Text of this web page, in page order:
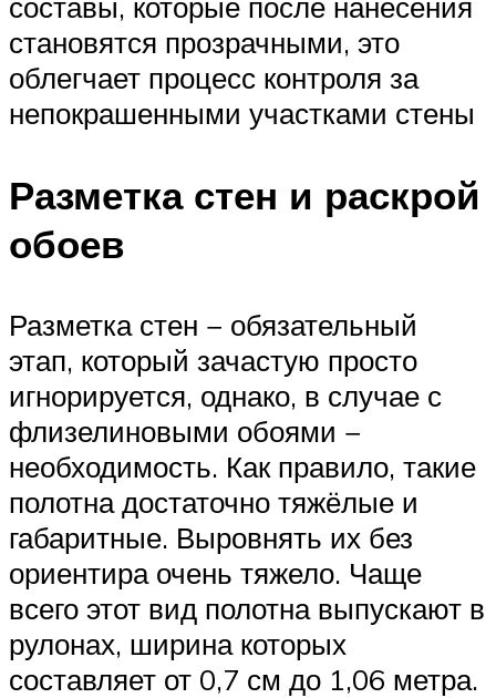
становятся прозрачными, это
облегчает процесс контроля за
непокрашенными участками стены
Разметка стен и раскрой
обоев
Разметка стен − обязательный
этап, который зачастую просто
игнорируется, однако, в случае с
флизелиновыми обоями −
необходимость. Как правило, такие
полотна достаточно тяжёлые и
габаритные. Выровнять их без
ориентира очень тяжело. Чаще
всего этот вид полотна выпускают в
рулонах, ширина которых
составляет от 0,7 см до 1,06 метра.